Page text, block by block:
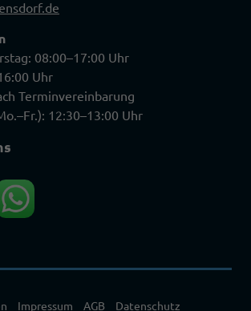
08:00–17:00 Uhr
Uhr
Terminvereinbarung
12:30–13:00 Uhr
Impressum AGB Datenschutz